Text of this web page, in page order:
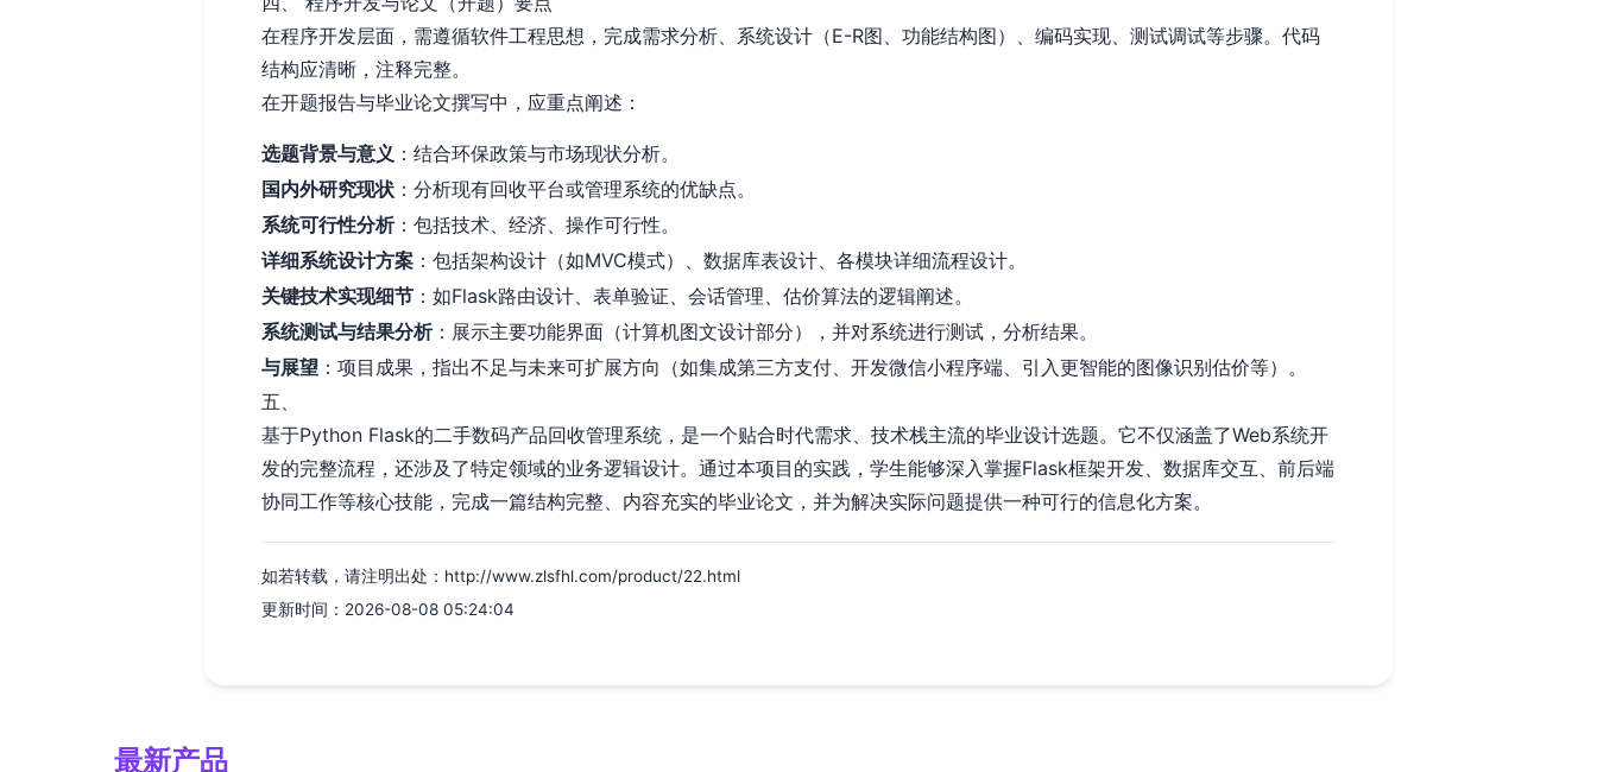
在程序开发层面，需遵循软件工程思想，完成需求分析、系统设计（E-R图、功能结构图）、编码实现、测试调试等步骤。代码
结构应清晰，注释完整。
在开题报告与毕业论文撰写中，应重点阐述：
选题背景与意义 ：结合环保政策与市场现状分析。
国内外研究现状 ：分析现有回收平台或管理系统的优缺点。
系统可行性分析：包括技术、经济、操作可行性。
详细系统设计方案 ：包括架构设计（如MVC模式）、数据库表设计、各模块详细流程设计。
关键技术实现细节 ：如Flask路由设计、表单验证、会话管理、估价算法的逻辑阐述。
系统测试与结果分析：展示主要功能界面（计算机图文设计部分），并对系统进行测试，分析结果。
与展望 ：项目成果，指出不足与未来可扩展方向（如集成第三方支付、开发微信小程序端、引入更智能的图像识别估价等）。
五、
基于Python Flask的二手数码产品回收管理系统，是一个贴合时代需求、技术栈主流的毕业设计选题。它不仅涵盖了Web系统开
发的完整流程，还涉及了特定领域的业务逻辑设计。通过本项目的实践，学生能够深入掌握Flask框架开发、数据库交互、前后端
协同工作等核心技能，完成一篇结构完整、内容充实的毕业论文，并为解决实际问题提供一种可行的信息化方案。
如若转载，请注明出处：http://www.zlsfhl.com/product/22.html
更新时间：2026-08-08 05:24:04
最新产品